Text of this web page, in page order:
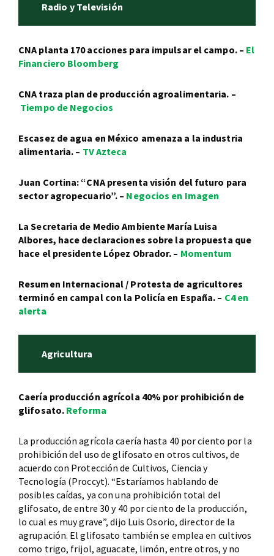
Radio y Televisión
CNA planta 170 acciones para impulsar el campo. – El
Financiero Bloomberg
CNA traza plan de producción agroalimentaria. –
Tiempo de Negocios
Escasez de agua en México amenaza a la industria
alimentaria. – TV Azteca
Juan Cortina: “CNA presenta visión del futuro para
sector agropecuario”. – Negocios en Imagen
La Secretaria de Medio Ambiente María Luisa
Albores, hace declaraciones sobre la propuesta que
hace el presidente López Obrador. – Momentum
Resumen Internacional / Protesta de agricultores
terminó en campal con la Policía en España. – C4 en
alerta
Agricultura
Caería producción agrícola 40% por prohibición de
glifosato. Reforma
La producción agrícola caería hasta 40 por ciento por la
prohibición del uso de glifosato en otros cultivos, de
acuerdo con Protección de Cultivos, Ciencia y
Tecnología (Proccyt). “Estaríamos hablando de
posibles caídas, ya con una prohibición total del
glifosato, de entre 30 y 40 por ciento de la producción,
lo cual es muy grave”, dijo Luis Osorio, director de la
agrupación. El glifosato también se emplea en cultivos
como trigo, frijol, aguacate, limón, entre otros, y no